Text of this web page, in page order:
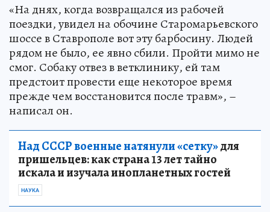
«На днях, когда возвращался из рабочей
поездки, увидел на обочине Старомарьевского
шоссе в Ставрополе вот эту барбосину. Людей
рядом не было, ее явно сбили. Пройти мимо не
смог. Собаку отвез в ветклинику, ей там
предстоит провести еще некоторое время
прежде чем восстановится после травм», –
написал он.
Над СССР военные натянули «сетку»для
пришельцев: как страна 13 лет тайно
искала и изучала инопланетных гостей
НАУКА